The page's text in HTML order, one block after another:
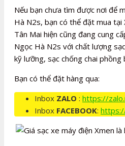
Nếu bạn chưa tìm được nơi để
Hà N2s, bạn có thể đặt mua tại
Tân Mai hiện cũng đang cung
Ngọc Hà N2s với chất lượng
kỹ lưỡng, sạc chống chai phồng
Bạn có thể đặt hàng qua:
Inbox ZALO : https://
Inbox FACEBOOK: